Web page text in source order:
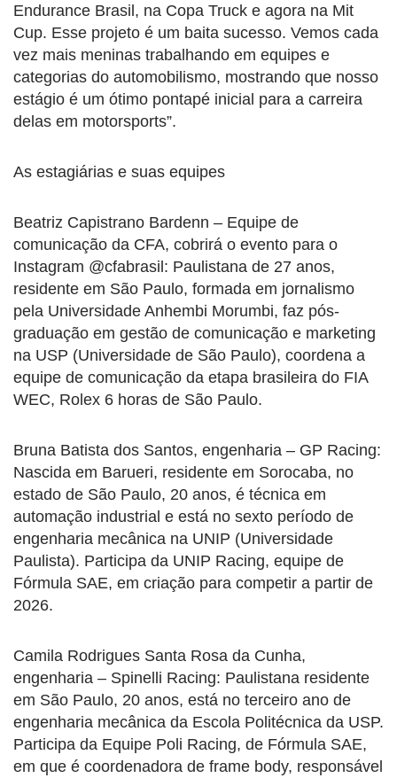
Endurance Brasil, na Copa Truck e agora na Mit
Cup. Esse projeto é um baita sucesso. Vemos cada
vez mais meninas trabalhando em equipes e
categorias do automobilismo, mostrando que nosso
estágio é um ótimo pontapé inicial para a carreira
delas em motorsports”.
As estagiárias e suas equipes
Beatriz Capistrano Bardenn – Equipe de
comunicação da CFA, cobrirá o evento para o
Instagram @cfabrasil: Paulistana de 27 anos,
residente em São Paulo, formada em jornalismo
pela Universidade Anhembi Morumbi, faz pós-
graduação em gestão de comunicação e marketing
na USP (Universidade de São Paulo), coordena a
equipe de comunicação da etapa brasileira do FIA
WEC, Rolex 6 horas de São Paulo.
Bruna Batista dos Santos, engenharia – GP Racing:
Nascida em Barueri, residente em Sorocaba, no
estado de São Paulo, 20 anos, é técnica em
automação industrial e está no sexto período de
engenharia mecânica na UNIP (Universidade
Paulista). Participa da UNIP Racing, equipe de
Fórmula SAE, em criação para competir a partir de
2026.
Camila Rodrigues Santa Rosa da Cunha,
engenharia – Spinelli Racing: Paulistana residente
em São Paulo, 20 anos, está no terceiro ano de
engenharia mecânica da Escola Politécnica da USP.
Participa da Equipe Poli Racing, de Fórmula SAE,
em que é coordenadora de frame body, responsável